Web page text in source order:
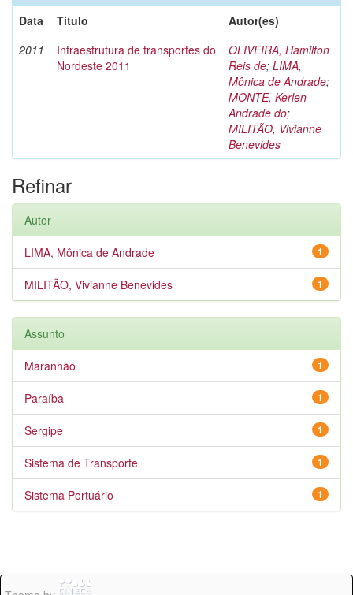
Data
Título
Autor(es)
2011
Infraestrutura de transportes do
Nordeste 2011
OLIVEIRA, Hamilton
Reis de; LIMA,
Mônica de Andrade;
MONTE, Kerlen
Andrade do;
MILITÃO, Vivianne
Benevides
Refinar
Autor
1
LIMA, Mônica de Andrade
1
MILITÃO, Vivianne Benevides
Assunto
1
Maranhão
1
Paraíba
1
Sergipe
1
Sistema de Transporte
1
Sistema Portuário